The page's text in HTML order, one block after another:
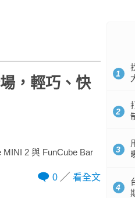
，輕巧、快
2 與 FunCube Bar
0
看全文
1
2
3
4